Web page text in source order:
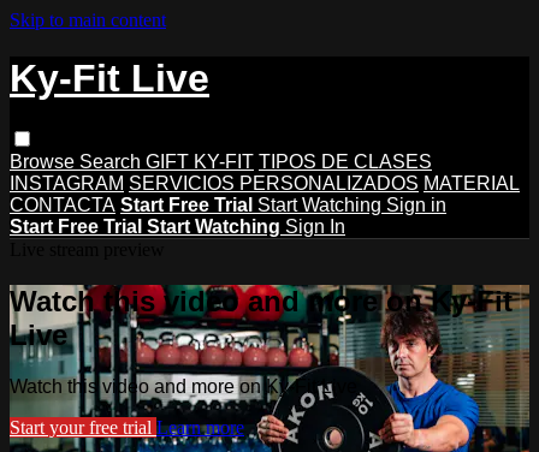
Skip to main content
Ky-Fit Live
Browse Search GIFT KY-FIT TIPOS DE CLASES
INSTAGRAM SERVICIOS PERSONALIZADOS MATERIAL
CONTACTA Start Free Trial Start Watching Sign in
Start Free Trial Start Watching Sign In
Watch this video and more on Ky-Fit
Live
Watch this video and more on Ky-Fit Live
Start your free trial Learn more